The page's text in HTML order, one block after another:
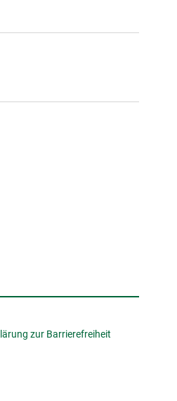
zur Barrierefreiheit